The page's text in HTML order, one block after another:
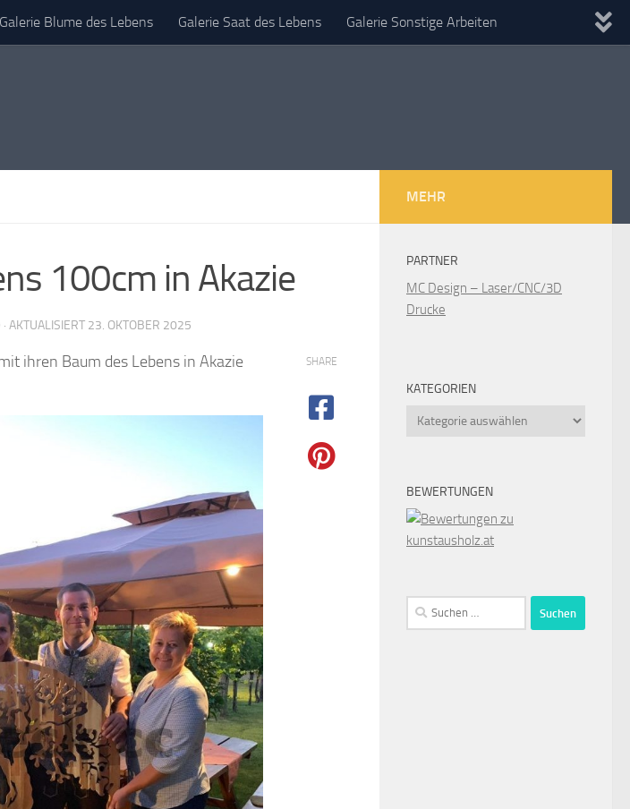
Galerie Blume des Lebens Galerie Saat des Lebens Galerie Sonstige Arbeiten
100cm in Akazie
· AKTUALISIERT 23. OKTOBER 2025
ihren Baum des Lebens in Akazie
SHARE
MEHR
PARTNER
MC Design – Laser/CNC/3D
Drucke
KATEGORIEN
Kategorien
BEWERTUNGEN
Suchen
nach: